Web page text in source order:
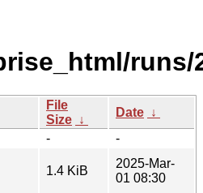
runs/
File
Size ↓
Date ↓
-
-
1.4 KiB
2025-Mar-
01 08:30